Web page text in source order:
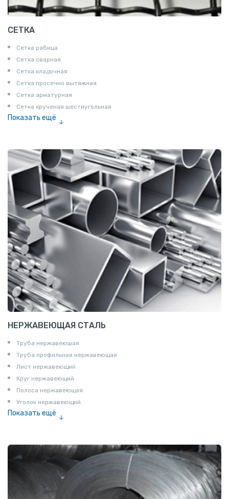
СЕТКА
Сетка рабица
Сетка сварная
Сетка кладочная
Сетка просечно вытяжная
Сетка арматурная
Сетка крученая шестиугольная
Показать ещё
НЕРЖАВЕЮЩАЯ СТАЛЬ
Труба нержавеюшая
Труба профильная нержавеющая
Лист нержавеющий
Круг нержавеющий
Полоса нержавеющая
Уголок нержавеющий
Показать ещё